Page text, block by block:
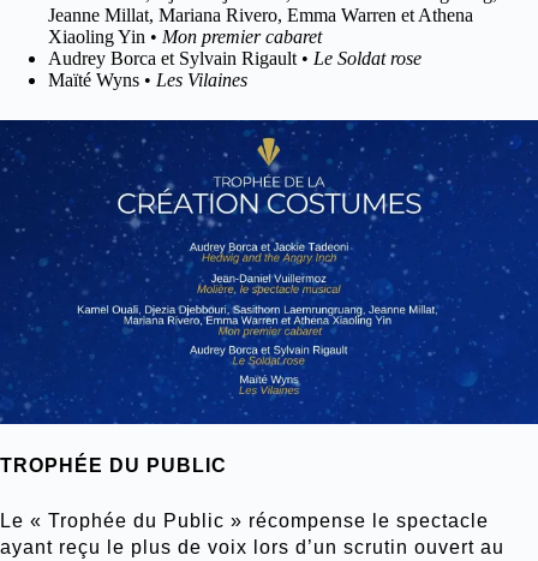
Jeanne Millat, Mariana Rivero, Emma Warren et Athena
Xiaoling Yin • Mon premier cabaret
Audrey Borca et Sylvain Rigault • Le Soldat rose
Maïté Wyns • Les Vilaines
TROPHÉE DU PUBLIC
Le « Trophée du Public » récompense le spectacle
ayant reçu le plus de voix lors d’un scrutin ouvert au